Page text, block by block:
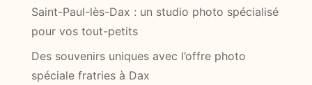
Saint-Paul-lès-Dax : un studio photo spécialisé
pour vos tout-petits
Des souvenirs uniques avec l’offre photo
spéciale fratries à Dax